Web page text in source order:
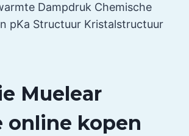
Dampdruk Chemische
pKa Structuur Kristalstructuur
Muelear
online kopen